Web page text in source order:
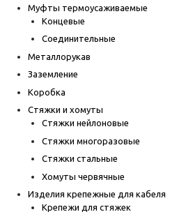
Муфты термоусаживаемые
Концевые
Соединительные
Металлорукав
Заземление
Коробка
Стяжки и хомуты
Стяжки нейлоновые
Стяжки многоразовые
Стяжки стальные
Хомуты червячные
Изделия крепежные для кабеля
Крепежи для стяжек